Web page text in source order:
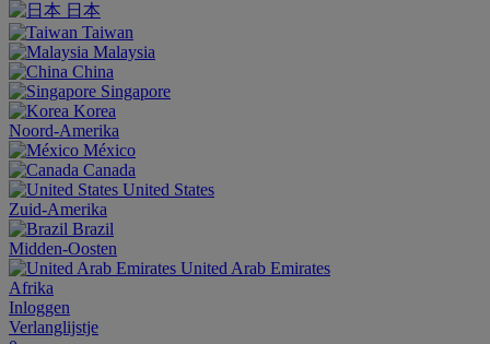
日本
Taiwan
Malaysia
China
Singapore
Korea
Noord-Amerika
México
Canada
United States
Zuid-Amerika
Brazil
Midden-Oosten
United Arab Emirates
Afrika
Inloggen
Verlanglijstje